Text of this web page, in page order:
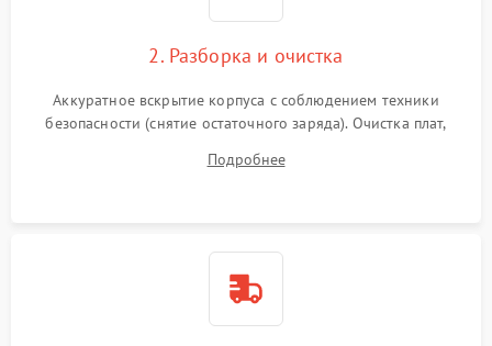
2. Разборка и очистка
Аккуратное вскрытие корпуса с соблюдением техники
безопасности (снятие остаточного заряда). Очистка плат,
и кистей для предотвращения перегрева и замыканий.
Подробнее